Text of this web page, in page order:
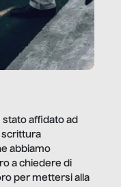
affidato ad
scrittura
abbiamo
a chiedere di
per mettersi alla